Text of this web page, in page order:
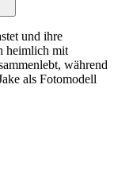
und ihre
heimlich mit
während
als Fotomodell